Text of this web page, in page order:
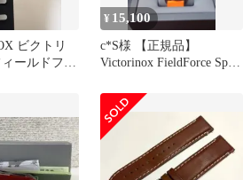
ビクトリ
ールドフォ
¥ 15,100
c*S様 【正規品】
Victorinox FieldForce Sport